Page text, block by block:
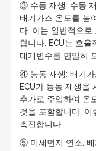
③ 수동 재생: 수동
배기가스 온도를 높
다. 이는 일반적으로
합니다. ECU는 효
매개변수를 면밀히
④ 능동 재생: 배기가
ECU가 능동 재생을
추가로 주입하여 온
것을 포함합니다.
촉진합니다.
⑤ 미세먼지 연소: 배